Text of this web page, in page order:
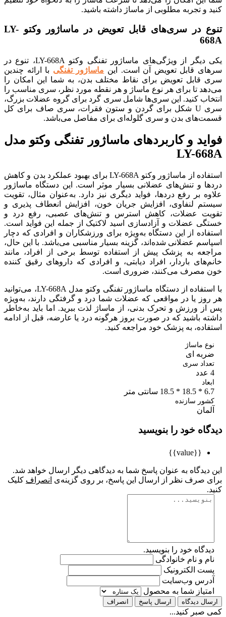
و تجربه مطلوبی از ماساژ داشته باشید.
تنوع در سری‌های قابل تعویض در ماساژور وکتو LY-
یکی دیگر از ویژگی‌های ماساژور تفنگی وکتو LY-668A، تنوع در
قابل تعویض آن است. اینماساژور تفنگیبا ارائه چندین
تعویض برای نقاط مختلف بدن، به شما این امکان را
تا برای هر نوع ماساژ و هر نقطه مورد نظر، سری مناسب را
کنید. این سری‌ها شامل سری گرد برای گروه عضلات بزرگ،
سری U شکل برای گردن و ستون فقرات، سری صاف برای کل
بدن و سری گلوله‌ای برای مفاصل می‌باشد.
و کاربردهای ماساژور تفنگی وکتو مدل
LY-
استفاده از ماساژور وکتو LY-668A برای بهبود عملکرد بدن و کاهش
و تنش‌های عضلانی بسیار موثر است. این دستگاه ماساژور
بر رفع دردها، فواید دیگری نیز دارد. به‌عنوان مثال، تقویت
لنفاوی، افزایش جریان خون، افزایش انعطاف پذیری و
عضلات، کاهش استرس و تنش‌های عصبی، رفع درد و
عضلات و آزادسازی اسید لاکتیک از جمله این فواید است.
از این دستگاه به‌ویژه برای ورزشکاران و افرادی که دچار
عضلانی شده‌اند، گزینه بسیار مناسبی می‌باشد. با این حال،
به پزشک پیش از استفاده توسط برخی از افراد، مانند
باردار، افراد دیابتی، و افرادی که داروهای رقیق کننده
مصرف می‌کنند، ضروری است.
با استفاده از دستگاه ماساژور تفنگی وکتو مدل LY-668A، می‌توانید
یا در مواقعی که عضلات شما درد و گرفتگی دارند، به‌ویژه
ورزش و تحرک بدنی، از ماساژ لذت ببرید. اما باید به‌خاطر
باشید که در صورت بروز هرگونه درد یا عارضه، قبل از ادامه
به پزشک خود مراجعه کنید.
ماساژ
ای
سری
سازنده
خود را بنویسید
به عنوان پاسخ شما به دیدگاهی دیگر ارسال خواهد شد.
صرف نظر از ارسال این پاسخ، بر روی گزینه‌ی انصرافکلیک
خود را بنویسید.
و نام خانوادگی
الکترونیک
وب‌سایت
شما به محصول
دیدگاه ارسال پاسخ انصراف
کنید...